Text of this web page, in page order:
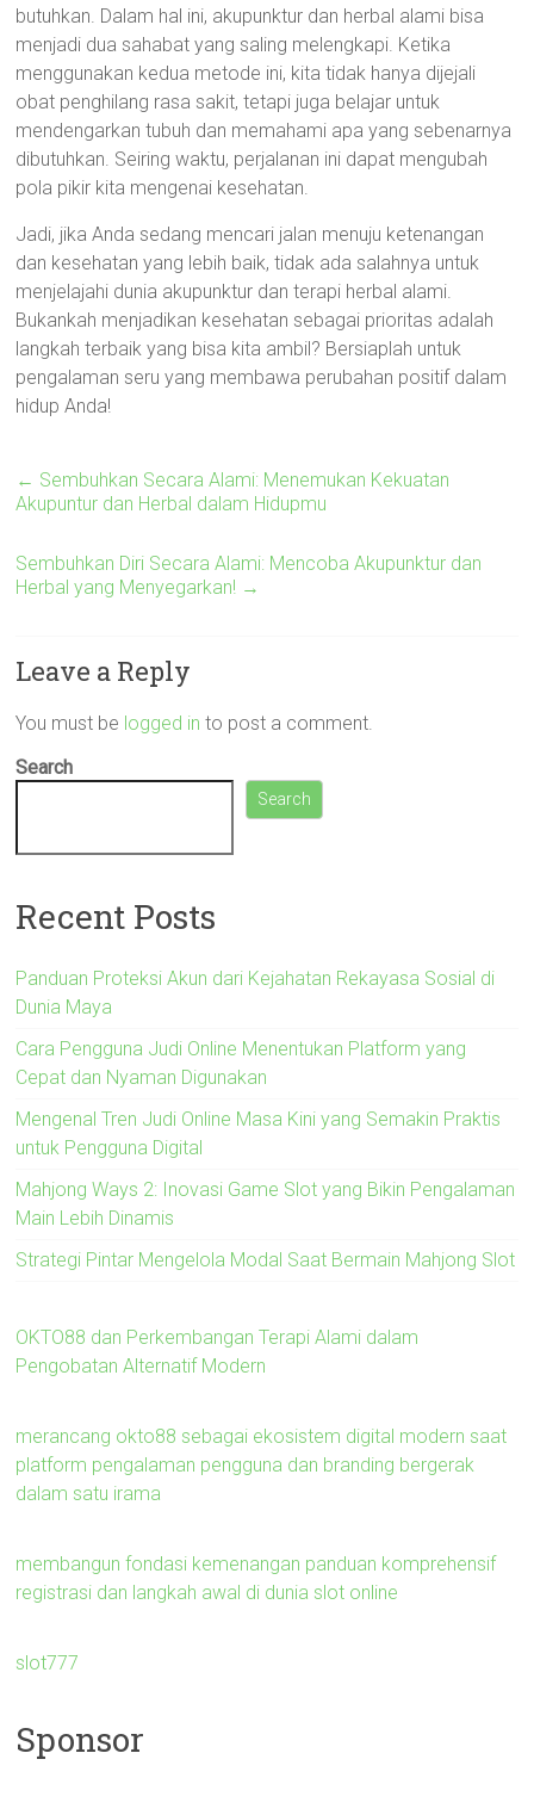
butuhkan. Dalam hal ini, akupunktur dan herbal alami bisa
menjadi dua sahabat yang saling melengkapi. Ketika
menggunakan kedua metode ini, kita tidak hanya dijejali
obat penghilang rasa sakit, tetapi juga belajar untuk
mendengarkan tubuh dan memahami apa yang sebenarnya
dibutuhkan. Seiring waktu, perjalanan ini dapat mengubah
pola pikir kita mengenai kesehatan.
Jadi, jika Anda sedang mencari jalan menuju ketenangan
dan kesehatan yang lebih baik, tidak ada salahnya untuk
menjelajahi dunia akupunktur dan terapi herbal alami.
Bukankah menjadikan kesehatan sebagai prioritas adalah
langkah terbaik yang bisa kita ambil? Bersiaplah untuk
pengalaman seru yang membawa perubahan positif dalam
hidup Anda!
← Sembuhkan Secara Alami: Menemukan Kekuatan
Akupuntur dan Herbal dalam Hidupmu
Sembuhkan Diri Secara Alami: Mencoba Akupunktur dan
Herbal yang Menyegarkan! →
Leave a Reply
You must be logged in to post a comment.
Search
Search
Recent Posts
Panduan Proteksi Akun dari Kejahatan Rekayasa Sosial di
Dunia Maya
Cara Pengguna Judi Online Menentukan Platform yang
Cepat dan Nyaman Digunakan
Mengenal Tren Judi Online Masa Kini yang Semakin Praktis
untuk Pengguna Digital
Mahjong Ways 2: Inovasi Game Slot yang Bikin Pengalaman
Main Lebih Dinamis
Strategi Pintar Mengelola Modal Saat Bermain Mahjong Slot
OKTO88 dan Perkembangan Terapi Alami dalam
Pengobatan Alternatif Modern
merancang okto88 sebagai ekosistem digital modern saat
platform pengalaman pengguna dan branding bergerak
dalam satu irama
membangun fondasi kemenangan panduan komprehensif
registrasi dan langkah awal di dunia slot online
slot777
Sponsor